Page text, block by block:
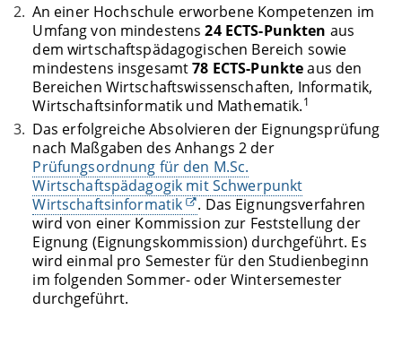
An einer Hochschule erworbene Kompetenzen im
Umfang von mindestens24 ECTS-Punkten aus
dem wirtschaftspädagogischen Bereich sowie
mindestens insgesamt78 ECTS-Punkteaus den
Bereichen Wirtschaftswissenschaften, Informatik,
Wirtschaftsinformatik und Mathematik. 1
Das erfolgreiche Absolvieren der Eignungsprüfung
nach Maßgaben des Anhangs 2 der
Prüfungsordnung für den M.Sc.
Wirtschaftspädagogik mit Schwerpunkt
Wirtschaftsinformatik
. Das Eignungsverfahren
wird von einer Kommission zur Feststellung der
Eignung (Eignungskommission) durchgeführt. Es
wird einmal pro Semester für den Studienbeginn
im folgenden Sommer- oder Wintersemester
durchgeführt.